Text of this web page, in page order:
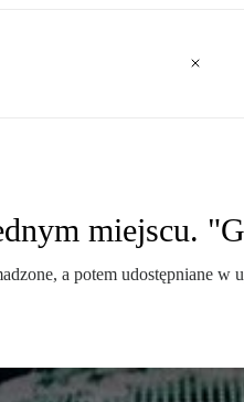
miejscu.
a potem udostępniane